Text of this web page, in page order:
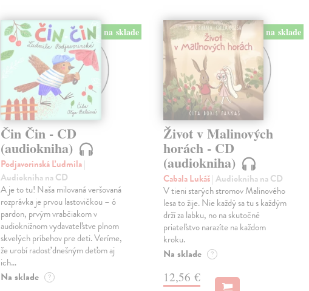
na sklade
Čin Čin - CD
(audiokniha)
Podjavorinská Ľudmila|
Audiokniha na CD
A je to tu! Naša milovaná veršovaná
rozprávka je prvou lastovičkou – ó
pardon, prvým vrabčiakom v
audioknižnom vydavateľstve plnom
skvelých príbehov pre deti. Veríme,
že urobí radosť dnešným deťom aj
ich…
Na sklade ?
na sklade
Život v Malinových
horách - CD
(audiokniha)
Cabala Lukáš| Audiokniha na CD
V tieni starých stromov Malinového
lesa to žije. Nie každý sa tu s každým
drží za labku, no na skutočné
priateľstvo narazíte na každom
kroku.
Na sklade ?
12,56 €